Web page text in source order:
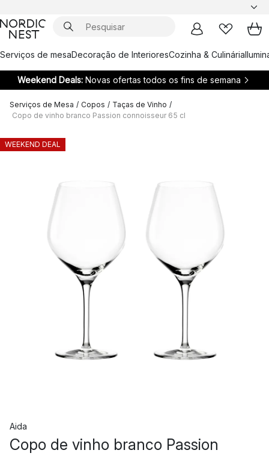
Serviços de mesaDecoração de InterioresCozinha & Culinária
Weekend Deals: Novas ofertas todos os fins de semana
Serviços de Mesa / Copos / Taças de Vinho /
Copo de vinho branco Passion connoisseur 65 cl
WEEKEND DEAL
Aida
Copo de vinho branco Passion